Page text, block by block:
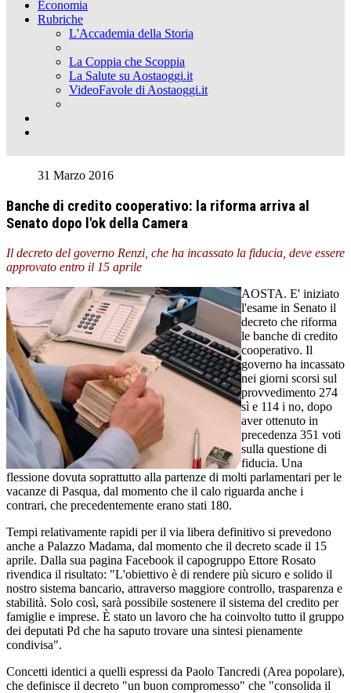
Economia
Rubriche
L'Accademia della Storia
La Coppia che Scoppia
La Salute su Aostaoggi.it
VideoFavole di Aostaoggi.it
31 Marzo 2016
Banche di credito cooperativo: la riforma arriva al
Senato dopo l'ok della Camera
Il decreto del governo Renzi, che ha incassato la fiducia, deve essere
approvato entro il 15 aprile
AOSTA. E' iniziato
l'esame in Senato il
decreto che riforma
le banche di credito
cooperativo. Il
governo ha incassato
nei giorni scorsi sul
provvedimento 274
sì e 114 i no, dopo
aver ottenuto in
precedenza 351 voti
sulla questione di
fiducia. Una
flessione dovuta soprattutto alla partenze di molti parlamentari per le
vacanze di Pasqua, dal momento che il calo riguarda anche i
contrari, che precedentemente erano stati 180.
Tempi relativamente rapidi per il via libera definitivo si prevedono
anche a Palazzo Madama, dal momento che il decreto scade il 15
aprile. Dalla sua pagina Facebook il capogruppo Ettore Rosato
rivendica il risultato: "L'obiettivo è di rendere più sicuro e solido il
nostro sistema bancario, attraverso maggiore controllo, trasparenza e
stabilità. Solo così, sarà possibile sostenere il sistema del credito per
famiglie e imprese. È stato un lavoro che ha coinvolto tutto il gruppo
dei deputati Pd che ha saputo trovare una sintesi pienamente
condivisa".
Concetti identici a quelli espressi da Paolo Tancredi (Area popolare),
che definisce il decreto "un buon compromesso" che "consolida il